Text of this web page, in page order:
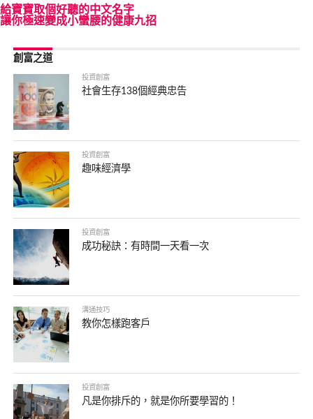
給寶寶取個好聽的中文名字
讓你極速變成小蠻腰的健康九招
創富之道
投資創富
社會生存138個經典忠告
投資創富
趣味經濟學
投資創富
成功秘訣：有時間一天看一次
溝通技巧
教你怎樣跑客戶
投資創富
凡是你排斥的，就是你所要學習的！